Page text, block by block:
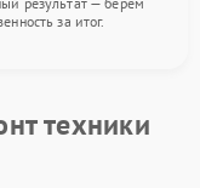
за итог.
техники